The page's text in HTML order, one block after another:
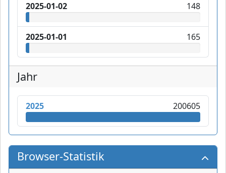
2025-01-02 148
2025-01-01 165
Jahr
2025 200605
Browser-Statistik